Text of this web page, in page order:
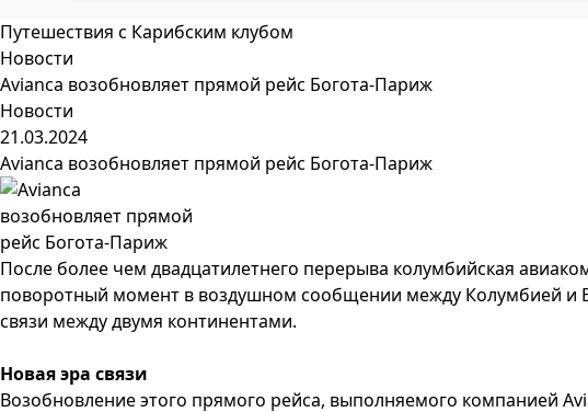
Путешествия с Карибским клубом
Новости
Avianca возобновляет прямой рейс Богота-Париж
Новости
21.03.2024
Avianca возобновляет прямой рейс Богота-Париж
После более чем двадцатилетнего перерыва колумбийская
поворотный момент в воздушном сообщении между Колумбией и
связи между двумя континентами.
Новая эра связи
Возобновление этого прямого рейса, выполняемого компанией